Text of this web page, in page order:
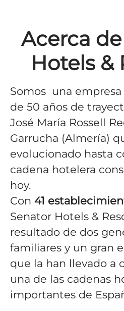
Acerca
Hotels &
Somos una
de 50 años de
José María Rossell
Garrucha (Almería)
evolucionado hasta
cadena hotelera
hoy.
Con 41
Senator Hotels &
resultado de dos
familiares y un gran
que la han llevado a
una de las cadenas
importantes de